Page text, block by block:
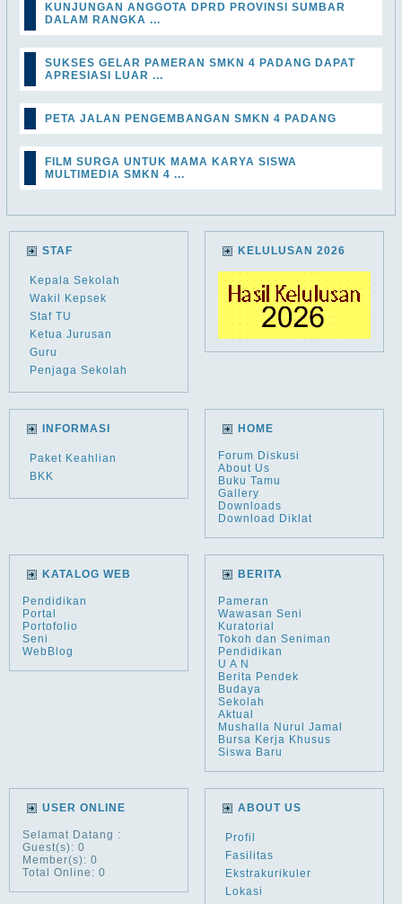
KUNJUNGAN ANGGOTA DPRD PROVINSI SUMBAR
DALAM RANGKA ...
SUKSES GELAR PAMERAN SMKN 4 PADANG DAPAT
APRESIASI LUAR ...
PETA JALAN PENGEMBANGAN SMKN 4 PADANG
FILM SURGA UNTUK MAMA KARYA SISWA
MULTIMEDIA SMKN 4 ...
STAF
Kepala Sekolah
Wakil Kepsek
Staf TU
Ketua Jurusan
Guru
Penjaga Sekolah
KELULUSAN 2026
INFORMASI
Paket Keahlian
BKK
HOME
Forum Diskusi
About Us
Buku Tamu
Gallery
Downloads
Download Diklat
KATALOG WEB
Pendidikan
Portal
Portofolio
Seni
WebBlog
BERITA
Pameran
Wawasan Seni
Kuratorial
Tokoh dan Seniman
Pendidikan
U A N
Berita Pendek
Budaya
Sekolah
Aktual
Mushalla Nurul Jamal
Bursa Kerja Khusus
Siswa Baru
USER ONLINE
Selamat Datang :
Guest(s): 0
Member(s): 0
Total Online: 0
ABOUT US
Profil
Fasilitas
Ekstrakurikuler
Lokasi